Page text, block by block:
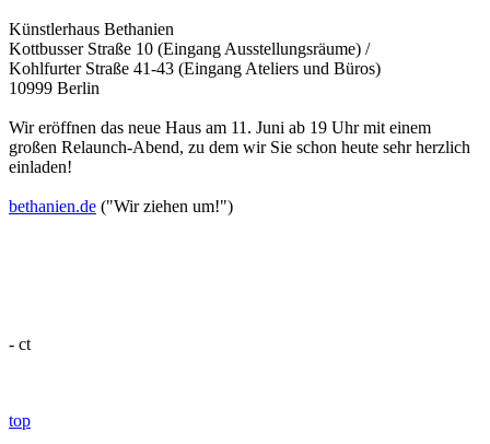
Künstlerhaus Bethanien
Kottbusser Straße 10 (Eingang Ausstellungsräume) /
Kohlfurter Straße 41-43 (Eingang Ateliers und Büros)
10999 Berlin
Wir eröffnen das neue Haus am 11. Juni ab 19 Uhr mit einem
großen Relaunch-Abend, zu dem wir Sie schon heute sehr herzlich
einladen!
bethanien.de ("Wir ziehen um!")
- ct
top